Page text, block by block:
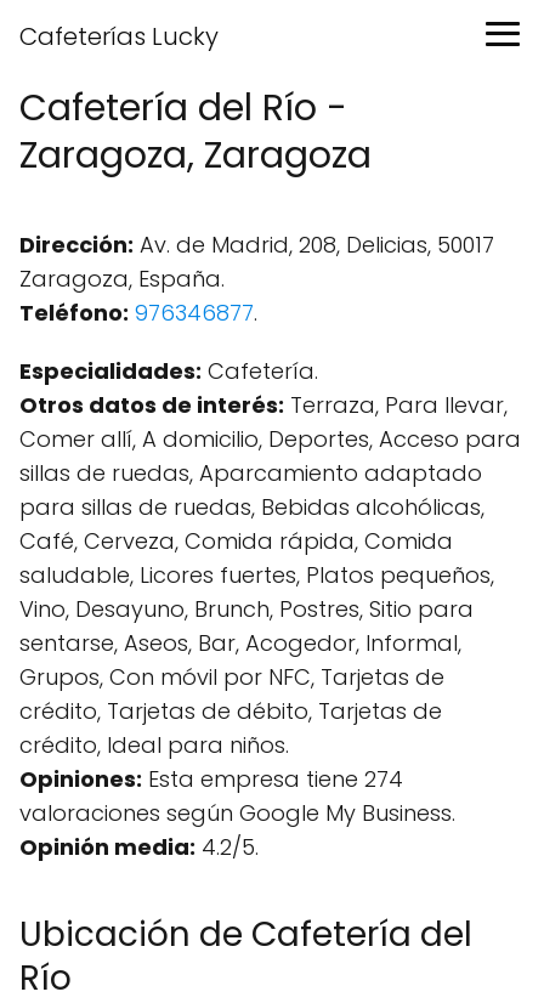
Cafeterías Lucky
Cafetería del Río -
Zaragoza, Zaragoza
Dirección: Av. de Madrid, 208, Delicias, 50017
Zaragoza, España.
Teléfono: 976346877.
Especialidades: Cafetería.
Otros datos de interés: Terraza, Para llevar,
Comer allí, A domicilio, Deportes, Acceso para
sillas de ruedas, Aparcamiento adaptado
para sillas de ruedas, Bebidas alcohólicas,
Café, Cerveza, Comida rápida, Comida
saludable, Licores fuertes, Platos pequeños,
Vino, Desayuno, Brunch, Postres, Sitio para
sentarse, Aseos, Bar, Acogedor, Informal,
Grupos, Con móvil por NFC, Tarjetas de
crédito, Tarjetas de débito, Tarjetas de
crédito, Ideal para niños.
Opiniones: Esta empresa tiene 274
valoraciones según Google My Business.
Opinión media: 4.2/5.
Ubicación de Cafetería del
Río